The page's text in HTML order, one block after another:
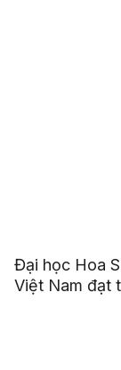
Đại học Hoa
Việt Nam đạt